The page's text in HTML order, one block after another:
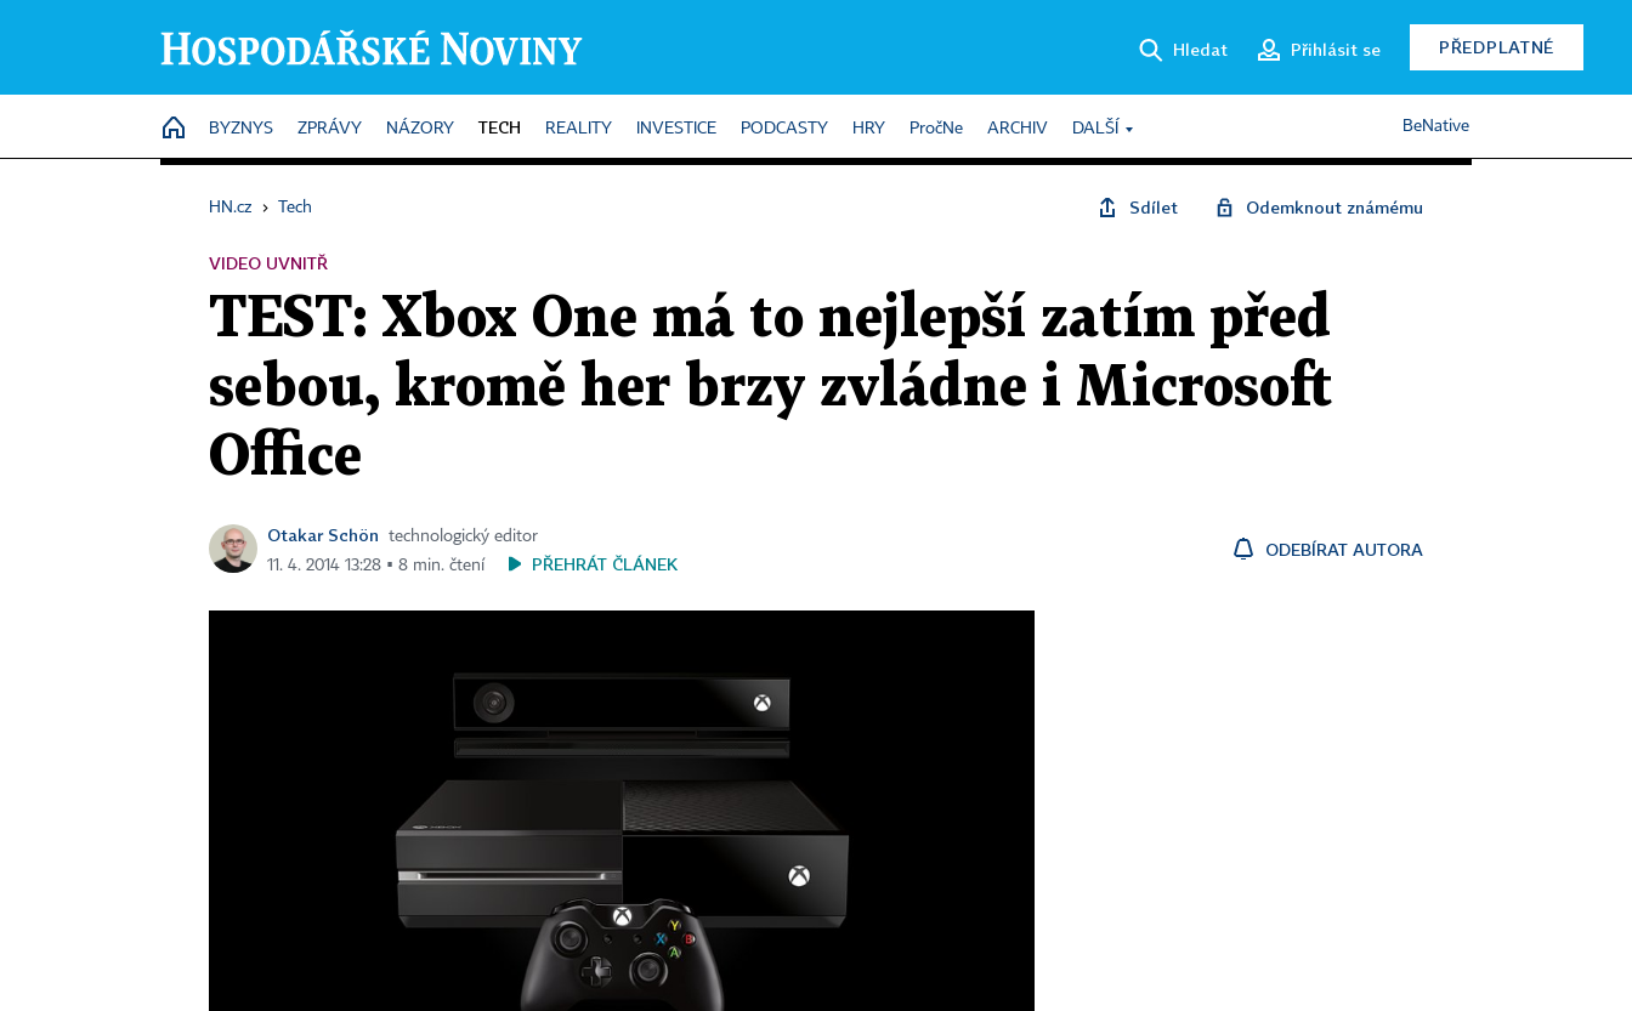
Hledat Přihlásit se PŘEDPLATNÉ
HOME
BYZNYS ZPRÁVY NÁZORY TECH REALITY INVESTICE PODCASTY HRY PročNe ARCHIV DALŠÍ BeNative
HN.cz › Tech Sdílet Odemknout známému
VIDEO UVNITŘ
TEST: Xbox One má to nejlepší zatím před
sebou, kromě her brzy zvládne i Microsoft
Office
Otakar Schön
technologický editor
11. 4. 2014 13:28 ▪ 8 min. čtení
PŘEHRÁT ČLÁNEK
ODEBÍRAT AUTORA